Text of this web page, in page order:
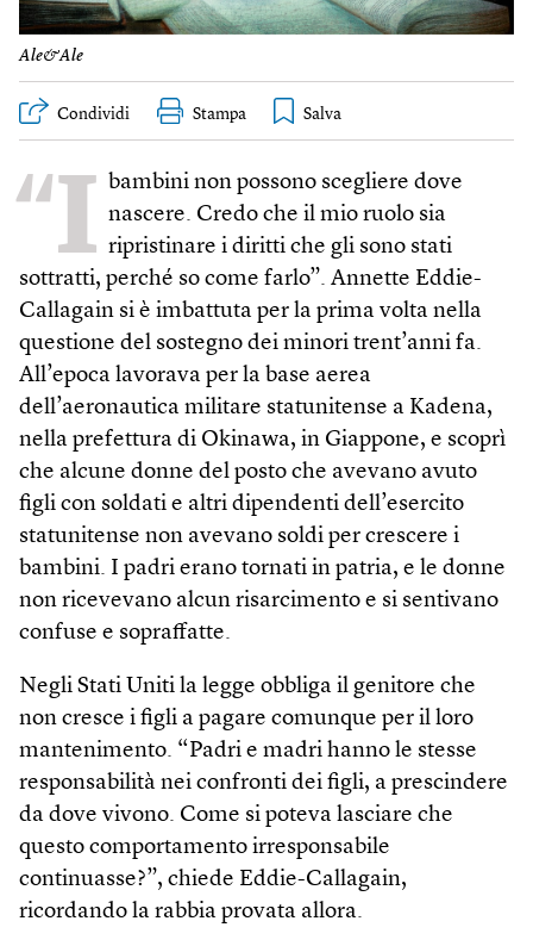
Ale&Ale
Condividi Stampa
“I bambini non possono scegliere dove
nascere. Credo che il mio ruolo sia
ripristinare i diritti che gli sono stati
sottratti, perché so come farlo”. Annette Eddie-
Callagain si è imbattuta per la prima volta nella
questione del sostegno dei minori trent’anni fa.
All’epoca lavorava per la base aerea
dell’aeronautica militare statunitense a Kadena,
nella prefettura di Okinawa, in Giappone, e scoprì
che alcune donne del posto che avevano avuto
figli con soldati e altri dipendenti dell’esercito
statunitense non avevano soldi per crescere i
bambini. I padri erano tornati in patria, e le donne
non ricevevano alcun risarcimento e si sentivano
confuse e sopraffatte.
Negli Stati Uniti la legge obbliga il genitore che
non cresce i figli a pagare comunque per il loro
mantenimento. “Padri e madri hanno le stesse
responsabilità nei confronti dei figli, a prescindere
da dove vivono. Come si poteva lasciare che
questo comportamento irresponsabile
continuasse?”, chiede Eddie-Callagain,
ricordando la rabbia provata allora.